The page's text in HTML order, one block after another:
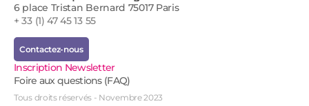
6 place Tristan Bernard 75017 Paris
+ 33 (1) 47 45 13 55
Contactez-nous
Inscription Newsletter
Foire aux questions (FAQ)
Tous droits réservés - Novembre 2023